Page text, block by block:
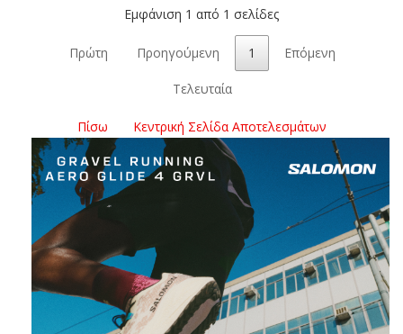
Εμφάνιση 1 από 1 σελίδες
Πρώτη Προηγούμενη 1 Επόμενη
Τελευταία
Πίσω Κεντρική Σελίδα Αποτελεσμάτων